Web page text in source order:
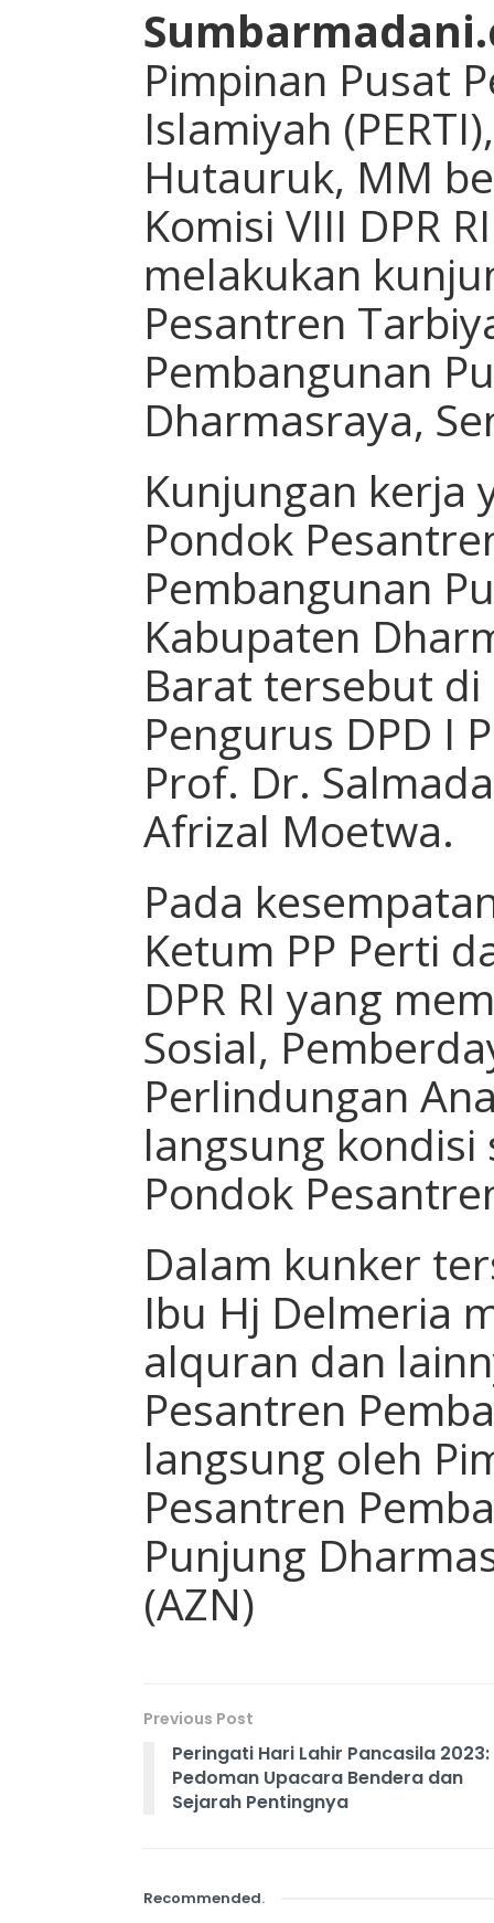
Pimpinan Pusat
Islamiyah
Hutauruk, MM
Komisi VIII DPR
melakukan
Pesantren
Pembangunan
Dharmasraya,
Kunjungan kerja
Pondok
Pembangunan
Kabupaten
Barat tersebut
Pengurus DPD I
Prof. Dr.
Afrizal Moetwa.
Pada
Ketum PP Perti
DPR RI yang
Sosial,
Perlindungan
langsung
Pondok
Dalam kunker
Ibu Hj Delmeria
alquran dan
Pesantren
langsung oleh
Pesantren
Punjung
(AZN)
Previous Post
Peringati Hari Lahir Pancasila 2023:
Pedoman Upacara Bendera dan
Sejarah Pentingnya
Recommended.